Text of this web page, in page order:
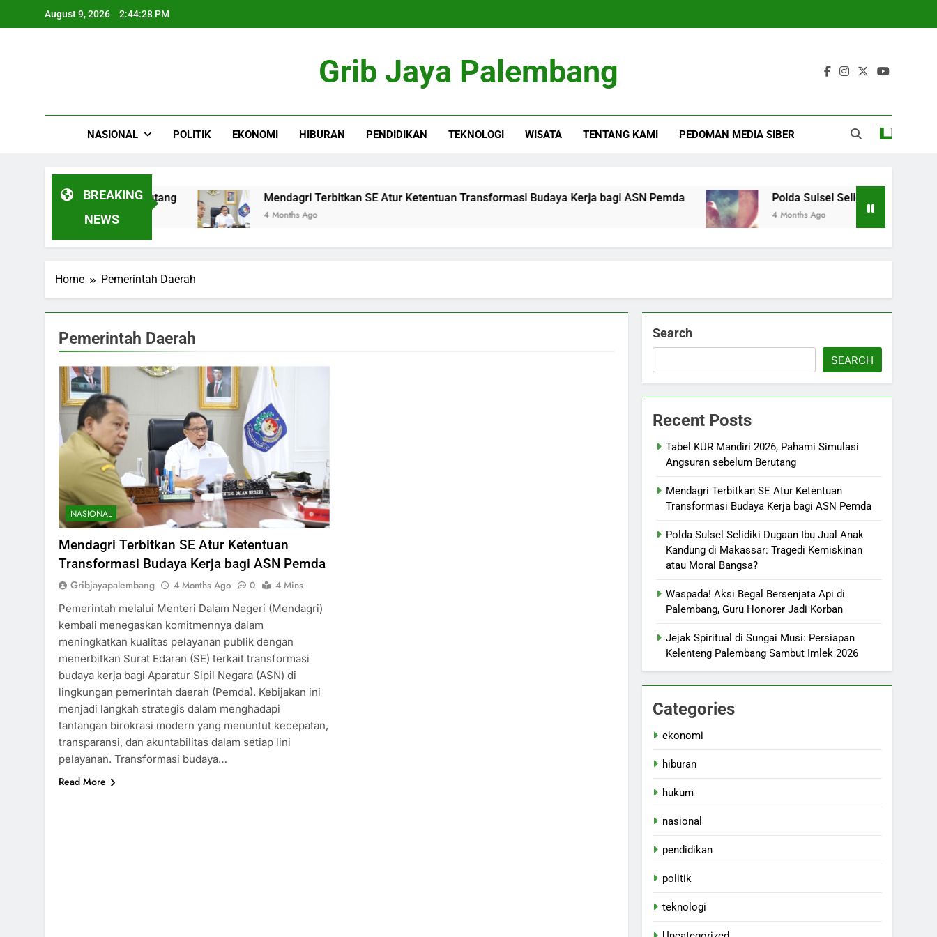
August 9, 2026 2:44:29 PM
Grib Jaya Palembang
NASIONAL POLITIK EKONOMI HIBURAN PENDIDIKAN TEKNOLOGI WISATA TENTANG KAMI PEDOMAN MEDIA SIBER
BREAKING
NEWS
Angsuran sebelum Berutang Mendagri Terbitkan SE Atur Ketentuan Transformasi Budaya Kerja bagi ASN Pemda
4 Months Ago
Polda Sulsel Selidiki Dugaan Ibu
4 Months Ago
Home Pemerintah Daerah
Pemerintah Daerah
NASIONAL
Mendagri Terbitkan SE Atur Ketentuan
Transformasi Budaya Kerja bagi ASN Pemda
Gribjayapalembang 4 Months Ago 0
4 Mins
Pemerintah melalui Menteri Dalam Negeri (Mendagri)
kembali menegaskan komitmennya dalam
meningkatkan kualitas pelayanan publik dengan
menerbitkan Surat Edaran (SE) terkait transformasi
budaya kerja bagi Aparatur Sipil Negara (ASN) di
lingkungan pemerintah daerah (Pemda). Kebijakan ini
menjadi langkah strategis dalam menghadapi
tantangan birokrasi modern yang menuntut kecepatan,
transparansi, dan akuntabilitas dalam setiap lini
pelayanan. Transformasi budaya…
Read More
Search
SEARCH
Recent Posts
Tabel KUR Mandiri 2026, Pahami Simulasi
Angsuran sebelum Berutang
Mendagri Terbitkan SE Atur Ketentuan
Transformasi Budaya Kerja bagi ASN Pemda
Polda Sulsel Selidiki Dugaan Ibu Jual Anak
Kandung di Makassar: Tragedi Kemiskinan
atau Moral Bangsa?
Waspada! Aksi Begal Bersenjata Api di
Palembang, Guru Honorer Jadi Korban
Jejak Spiritual di Sungai Musi: Persiapan
Kelenteng Palembang Sambut Imlek 2026
Categories
ekonomi
hiburan
hukum
nasional
pendidikan
politik
teknologi